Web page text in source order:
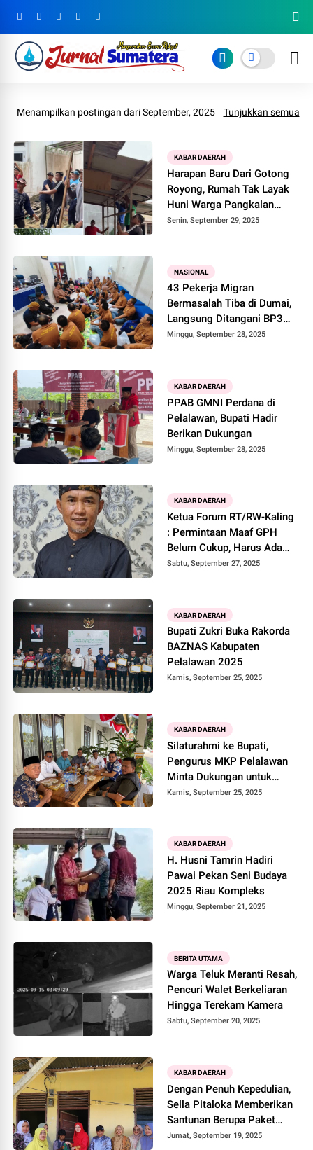
Menampilkan postingan dari September, 2025 Tunjukkan semua
KABAR DAERAH
Harapan Baru Dari Gotong
Royong, Rumah Tak Layak
Huni Warga Pangkalan
Kerinci Dibedah
Senin, September 29, 2025
NASIONAL
43 Pekerja Migran
Bermasalah Tiba di Dumai,
Langsung Ditangani BP3MI
Riau
Minggu, September 28, 2025
KABAR DAERAH
PPAB GMNI Perdana di
Pelalawan, Bupati Hadir
Berikan Dukungan
Minggu, September 28, 2025
KABAR DAERAH
Ketua Forum RT/RW-Kaling
: Permintaan Maaf GPH
Belum Cukup, Harus Ada
Efek Jera
Sabtu, September 27, 2025
KABAR DAERAH
Bupati Zukri Buka Rakorda
BAZNAS Kabupaten
Pelalawan 2025
Kamis, September 25, 2025
KABAR DAERAH
Silaturahmi ke Bupati,
Pengurus MKP Pelalawan
Minta Dukungan untuk
Pelantikan
Kamis, September 25, 2025
KABAR DAERAH
H. Husni Tamrin Hadiri
Pawai Pekan Seni Budaya
2025 Riau Kompleks
Minggu, September 21, 2025
BERITA UTAMA
Warga Teluk Meranti Resah,
Pencuri Walet Berkeliaran
Hingga Terekam Kamera
Sabtu, September 20, 2025
KABAR DAERAH
Dengan Penuh Kepedulian,
Sella Pitaloka Memberikan
Santunan Berupa Paket
Sembako dan Uang Tunai
Jumat, September 19, 2025